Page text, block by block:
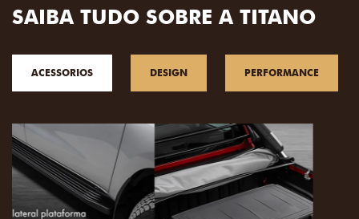
SAIBA TUDO SOBRE A TITANO
ACESSORIOS DESIGN PERFORMANCE